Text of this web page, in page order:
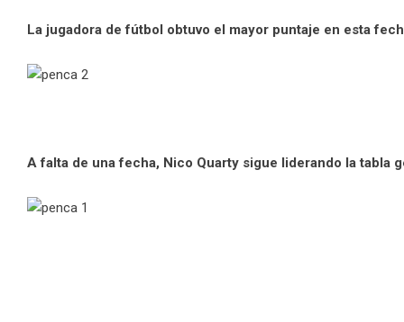
La jugadora de fútbol obtuvo el mayor puntaje en esta
A falta de una fecha, Nico Quarty sigue liderando la tabla